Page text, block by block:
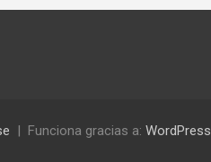
Funciona gracias a: WordPress